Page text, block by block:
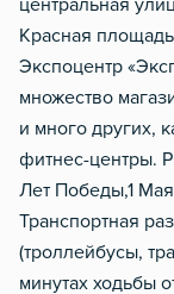
центральная
Красная
Экспоцентр
множество
и много других,
фитнес-центры.
Лет Победы,1
Транспортная
(троллейбусы,
минутах ходьбы